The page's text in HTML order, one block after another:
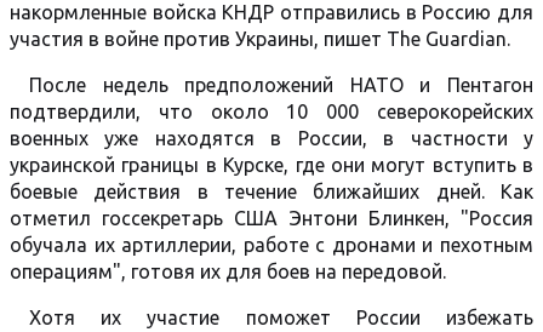
накормленные войска КНДР отправились в Россию для
участия в войне против Украины, пишет The Guardian.
После недель предположений НАТО и Пентагон
подтвердили, что около 10 000 северокорейских
военных уже находятся в России, в частности у
украинской границы в Курске, где они могут вступить в
боевые действия в течение ближайших дней. Как
отметил госсекретарь США Энтони Блинкен, "Россия
обучала их артиллерии, работе с дронами и пехотным
операциям", готовя их для боев на передовой.
Хотя их участие поможет России избежать